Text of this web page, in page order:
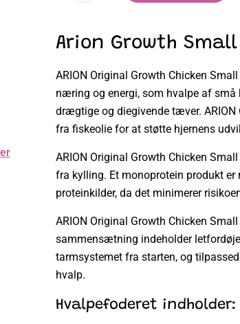
Arion Growth
ARION Original Growth Chicken
næring og energi, som hvalpe af små
drægtige og diegivende tæver. ARION
fra fiskeolie for at støtte hjernens
ARION Original Growth Chicken
fra kylling. Et monoprotein produkt
proteinkilder, da det minimerer
ARION Original Growth Chicken
sammensætning indeholder
tarmsystemet fra starten, og
hvalp.
Hvalpefoderet indholder: